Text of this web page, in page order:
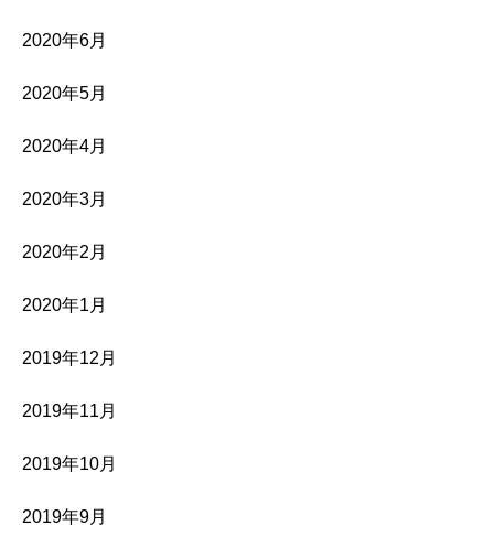
2020年6月
2020年5月
2020年4月
2020年3月
2020年2月
2020年1月
2019年12月
2019年11月
2019年10月
2019年9月